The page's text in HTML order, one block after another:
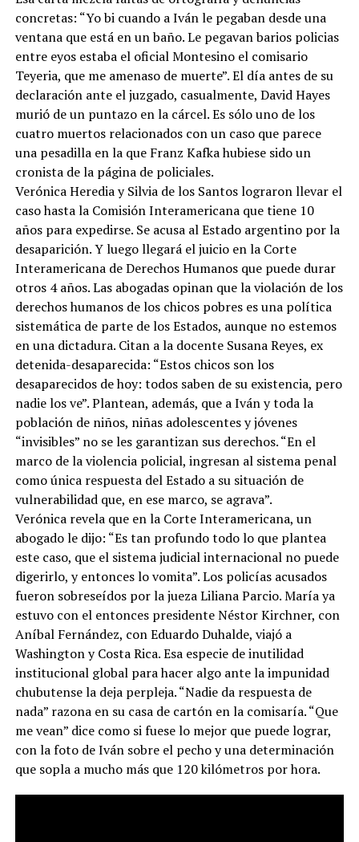
concretas: “Yo bi cuando a Iván le pegaban desde una
ventana que está en un baño. Le pegavan barios policias
entre eyos estaba el oficial Montesino el comisario
Teyeria, que me amenaso de muerte”. El día antes de su
declaración ante el juzgado, casualmente, David Hayes
murió de un puntazo en la cárcel. Es sólo uno de los
cuatro muertos relacionados con un caso que parece
una pesadilla en la que Franz Kafka hubiese sido un
cronista de la página de policiales.
Verónica Heredia y Silvia de los Santos lograron llevar el
caso hasta la Comisión Interamericana que tiene 10
años para expedirse. Se acusa al Estado argentino por la
desaparición. Y luego llegará el juicio en la Corte
Interamericana de Derechos Humanos que puede durar
otros 4 años. Las abogadas opinan que la violación de los
derechos humanos de los chicos pobres es una política
sistemática de parte de los Estados, aunque no estemos
en una dictadura. Citan a la docente Susana Reyes, ex
detenida-desaparecida: “Estos chicos son los
desaparecidos de hoy: todos saben de su existencia, pero
nadie los ve”. Plantean, además, que a Iván y toda la
población de niños, niñas adolescentes y jóvenes
“invisibles” no se les garantizan sus derechos. “En el
marco de la violencia policial, ingresan al sistema penal
como única respuesta del Estado a su situación de
vulnerabilidad que, en ese marco, se agrava”.
Verónica revela que en la Corte Interamericana, un
abogado le dijo: “Es tan profundo todo lo que plantea
este caso, que el sistema judicial internacional no puede
digerirlo, y entonces lo vomita”. Los policías acusados
fueron sobreseídos por la jueza Liliana Parcio. María ya
estuvo con el entonces presidente Néstor Kirchner, con
Aníbal Fernández, con Eduardo Duhalde, viajó a
Washington y Costa Rica. Esa especie de inutilidad
institucional global para hacer algo ante la impunidad
chubutense la deja perpleja. “Nadie da respuesta de
nada” razona en su casa de cartón en la comisaría. “Que
me vean” dice como si fuese lo mejor que puede lograr,
con la foto de Iván sobre el pecho y una determinación
que sopla a mucho más que 120 kilómetros por hora.